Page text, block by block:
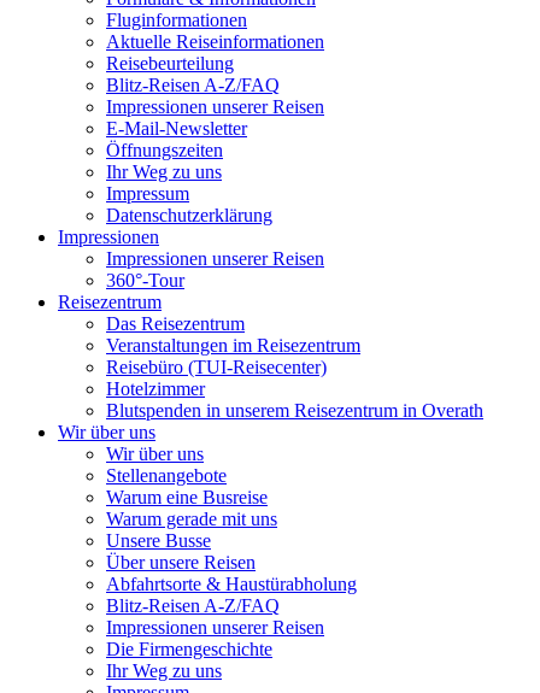
Fluginformationen
Aktuelle Reiseinformationen
Reisebeurteilung
Blitz-Reisen A-Z/FAQ
Impressionen unserer Reisen
E-Mail-Newsletter
Öffnungszeiten
Ihr Weg zu uns
Impressum
Datenschutzerklärung
Impressionen
Impressionen unserer Reisen
360°-Tour
Reisezentrum
Das Reisezentrum
Veranstaltungen im Reisezentrum
Reisebüro (TUI-Reisecenter)
Hotelzimmer
Blutspenden in unserem Reisezentrum in Overath
Wir über uns
Wir über uns
Stellenangebote
Warum eine Busreise
Warum gerade mit uns
Unsere Busse
Über unsere Reisen
Abfahrtsorte & Haustürabholung
Blitz-Reisen A-Z/FAQ
Impressionen unserer Reisen
Die Firmengeschichte
Ihr Weg zu uns